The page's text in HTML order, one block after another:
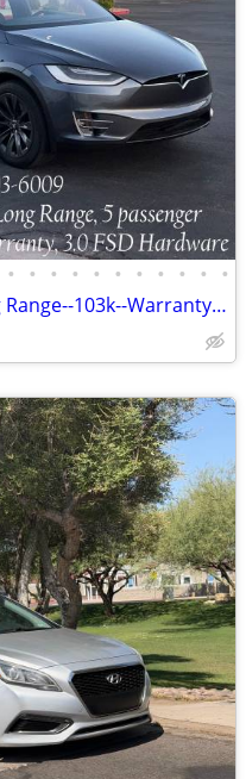
• • • • • • • • • • •
2018 Tesla Model X 100D Long Range--103k--Warranty--RARE 5 Seat model!